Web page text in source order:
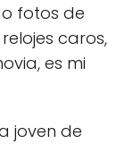
fotos de
caros,
es mi
joven de